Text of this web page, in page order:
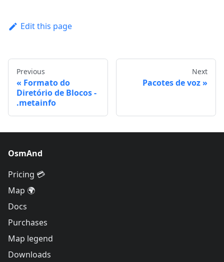
Edit this page
Previous
Formato do
Diretório de Blocos -
.metainfo
Next
Pacotes de voz
OsmAnd
Pricing 💳
Map 🌍
Docs
Purchases
Map legend
Downloads